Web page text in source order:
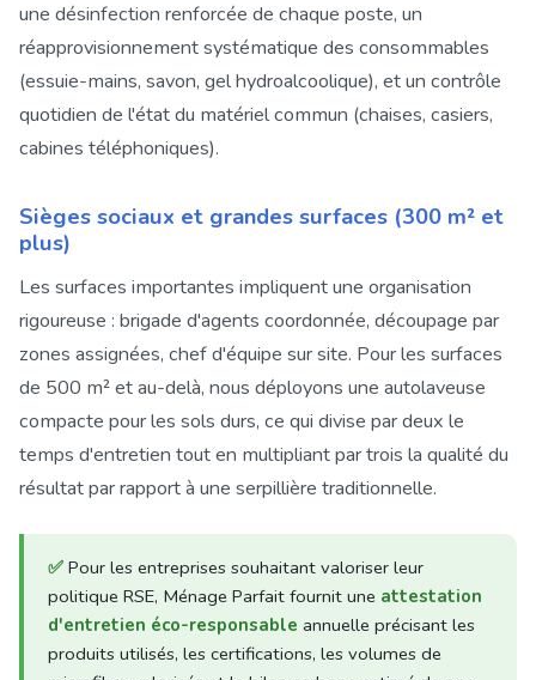
une désinfection renforcée de chaque poste, un
réapprovisionnement systématique des consommables
(essuie-mains, savon, gel hydroalcoolique), et un contrôle
quotidien de l'état du matériel commun (chaises, casiers,
cabines téléphoniques).
Sièges sociaux et grandes surfaces (300 m² et
plus)
Les surfaces importantes impliquent une organisation
rigoureuse : brigade d'agents coordonnée, découpage par
zones assignées, chef d'équipe sur site. Pour les surfaces
de 500 m² et au-delà, nous déployons une autolaveuse
compacte pour les sols durs, ce qui divise par deux le
temps d'entretien tout en multipliant par trois la qualité du
résultat par rapport à une serpillière traditionnelle.
✅ Pour les entreprises souhaitant valoriser leur
politique RSE, Ménage Parfait fournit une attestation
d'entretien éco-responsable annuelle précisant les
produits utilisés, les certifications, les volumes de